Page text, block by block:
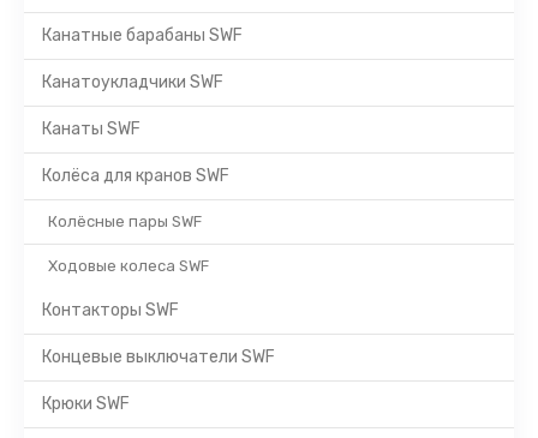
Канатные барабаны SWF
Канатоукладчики SWF
Канаты SWF
Колёса для кранов SWF
Колёсные пары SWF
Ходовые колеса SWF
Контакторы SWF
Концевые выключатели SWF
Крюки SWF